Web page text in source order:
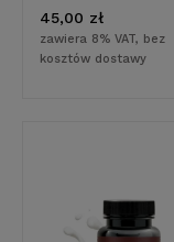
45,00 zł
zawiera 8% VAT, bez
kosztów dostawy